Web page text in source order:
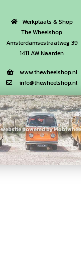
Werkplaats & Shop
The Wheelshop
Amsterdamsestraatweg 39
1411 AW Naarden
www.thewheelshop.nl
info@thewheelshop.nl
website powered by